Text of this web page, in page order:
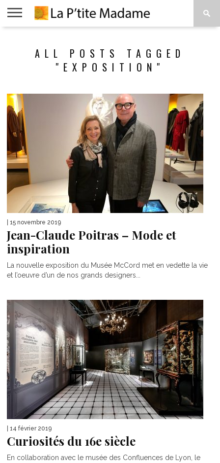
VIVRE
PROPOSALL POSTS TAGGED
"EXPOSITION"
| 15 novembre 2019
Jean-Claude Poitras – Mode et
inspiration
La nouvelle exposition du Musée McCord met en vedette la vie
et l’oeuvre d’un de nos grands designers...
| 14 février 2019
Curiosités du 16e siècle
En collaboration avec le musée des Confluences de Lyon, le